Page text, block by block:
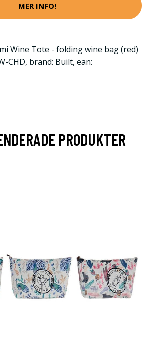
MER INFO!
Wine Tote - folding wine bag (red)
CHD, brand: Built, ean:
PRODUKTER